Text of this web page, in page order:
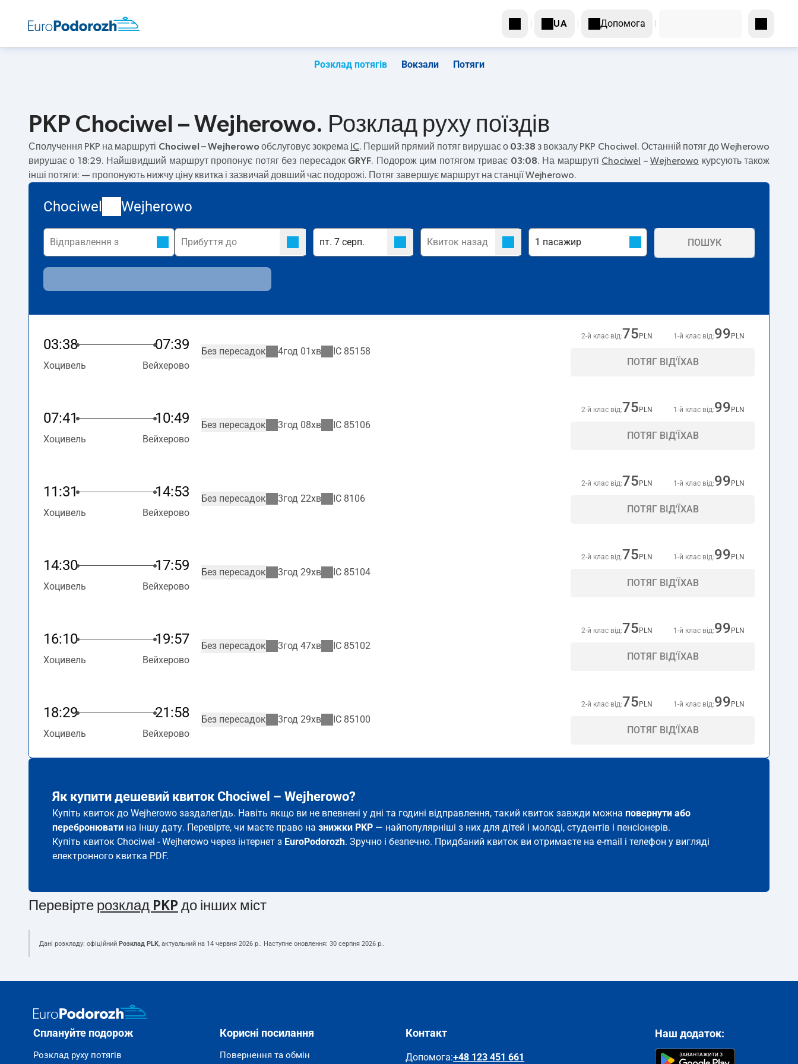
UA Допомога
Розклад потягів Вокзали Потяги
PKP Chociwel – Wejherowo. Розклад руху поїздів
Сполучення PKP на маршруті Chociwel – Wejherowo обслуговує зокрема IC. Перший прямий потяг вирушає о 03:38 з вокзалу PKP Chociwel. Останній потяг до Wejherowo
вирушає о 18:29. Найшвидший маршрут пропонує потяг без пересадок GRYF. Подорож цим потягом триває 03:08. На маршруті Chociwel –Wejherowo курсують також
інші потяги: — пропонують нижчу ціну квитка і зазвичай довший час подорожі. Потяг завершує маршрут на станції Wejherowo.
Chociwel Wejherowo
ПОШУК
03:38 07:39
Хоцивель Вейхерово
Без пересадок 4год 01хв IC 85158
2-й клас від:75 PLN 1-й клас від:99 PLN
ПОТЯГ ВІД'ЇХАВ
07:41 10:49
Хоцивель Вейхерово
Без пересадок 3год 08хв IC 85106
2-й клас від:75 PLN 1-й клас від:99 PLN
ПОТЯГ ВІД'ЇХАВ
11:31 14:53
Хоцивель Вейхерово
Без пересадок 3год 22хв IC 8106
2-й клас від:75 PLN 1-й клас від:99 PLN
ПОТЯГ ВІД'ЇХАВ
14:30 17:59
Хоцивель Вейхерово
Без пересадок 3год 29хв IC 85104
2-й клас від:75 PLN 1-й клас від:99 PLN
ПОТЯГ ВІД'ЇХАВ
16:10 19:57
Хоцивель Вейхерово
Без пересадок 3год 47хв IC 85102
2-й клас від:75 PLN 1-й клас від:99 PLN
ПОТЯГ ВІД'ЇХАВ
18:29 21:58
Хоцивель Вейхерово
Без пересадок 3год 29хв IC 85100
2-й клас від:75 PLN 1-й клас від:99 PLN
ПОТЯГ ВІД'ЇХАВ
Як купити дешевий квиток Chociwel – Wejherowo?
Купіть квиток до Wejherowo заздалегідь. Навіть якщо ви не впевнені у дні та годині відправлення, такий квиток завжди можна повернути або
перебронювати на іншу дату. Перевірте, чи маєте право на знижки PKP — найпопулярніші з них для дітей і молоді, студентів і пенсіонерів.
Купіть квиток Chociwel - Wejherowo через інтернет з EuroPodorozh. Зручно і безпечно. Придбаний квиток ви отримаєте на e-mail і телефон у вигляді
електронного квитка PDF.
Перевірте розклад PKP до інших міст
Дані розкладу: офіційний Розклад PLK, актуальний на 14 червня 2026 р.. Наступне оновлення: 30 серпня 2026 р..
Сплануйте подорож
Розклад руху потягів
Корисні посилання
Повернення та обмін
Контакт
Допомога:+48 123 451 661
Наш додаток: